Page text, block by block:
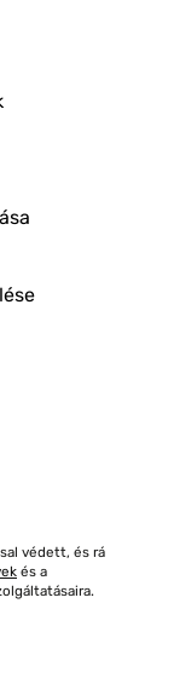
védett, és rá
és a